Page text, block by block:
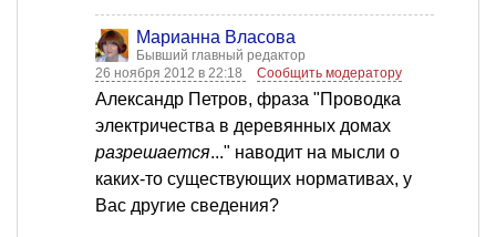
Марианна Власова
Бывший главный редактор
26 ноября 2012 в 22:18
Сообщить модератору
Александр Петров, фраза "Проводка
электричества в деревянных домах
разрешается..." наводит на мысли о
каких-то существующих нормативах, у
Вас другие сведения?